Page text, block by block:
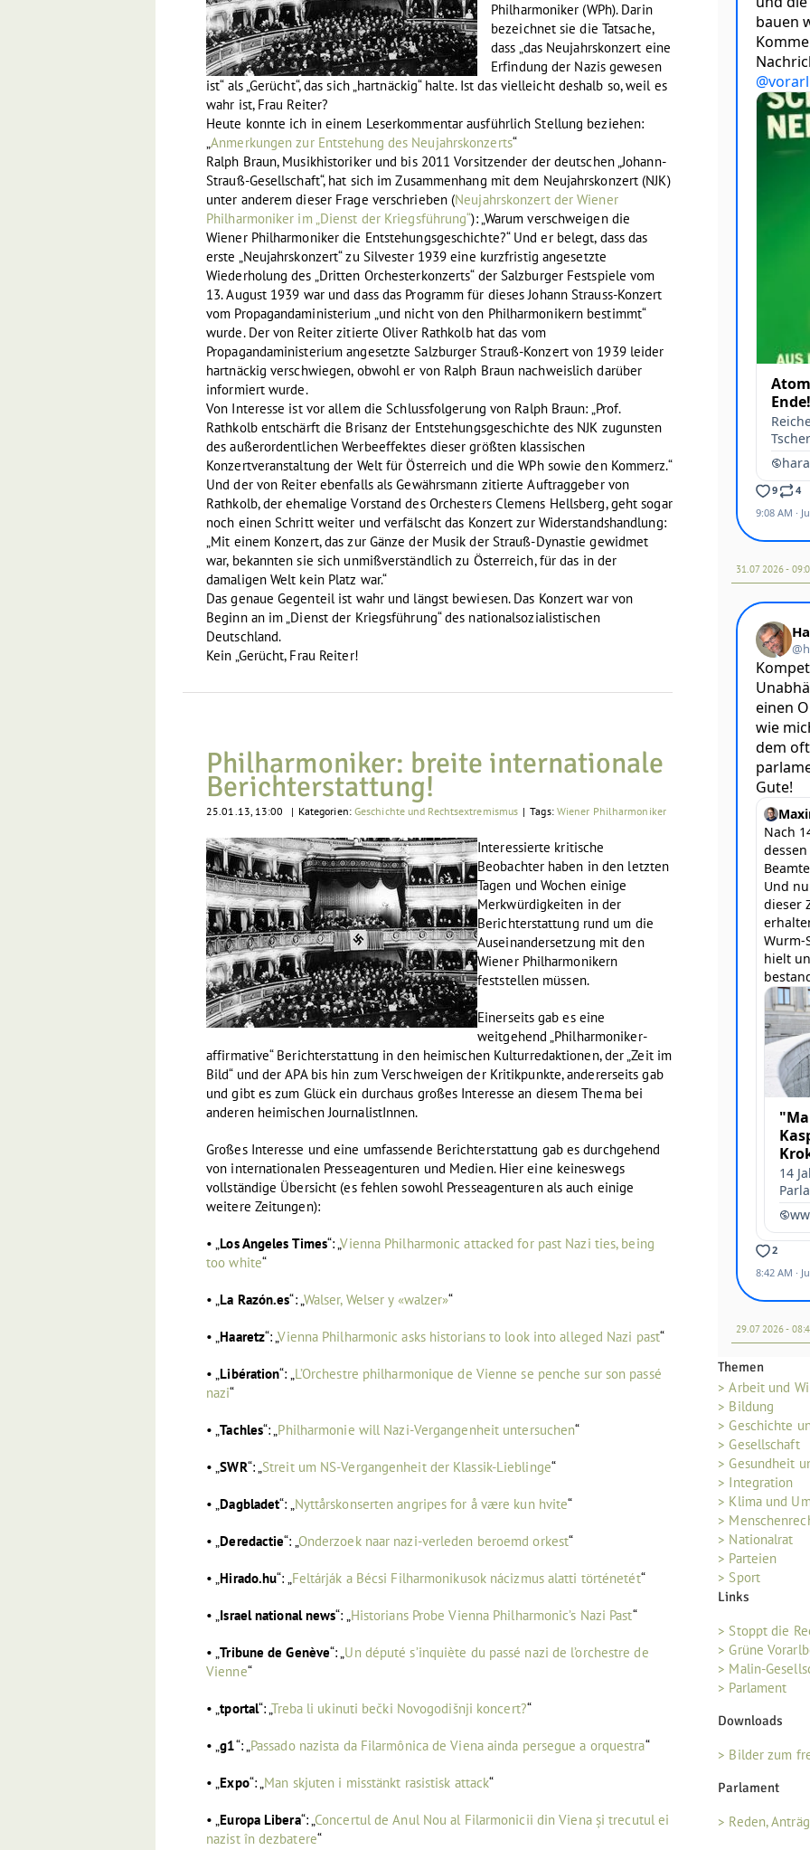
Philharmoniker (WPh). Darin
bezeichnet sie die Tatsache,
dass „das Neujahrskonzert eine
Erfindung der Nazis gewesen
ist“ als „Gerücht“, das sich „hartnäckig“ halte. Ist das vielleicht deshalb so, weil es
wahr ist, Frau Reiter?
Heute konnte ich in einem Leserkommentar ausführlich Stellung beziehen:
„Anmerkungen zur Entstehung des Neujahrskonzerts“
Ralph Braun, Musikhistoriker und bis 2011 Vorsitzender der deutschen „Johann-
Strauß-Gesellschaft“, hat sich im Zusammenhang mit dem Neujahrskonzert (NJK)
unter anderem dieser Frage verschrieben (Neujahrskonzert der Wiener
Philharmoniker im „Dienst der Kriegsführung“): „Warum verschweigen die
Wiener Philharmoniker die Entstehungsgeschichte?“ Und er belegt, dass das
erste „Neujahrskonzert“ zu Silvester 1939 eine kurzfristig angesetzte
Wiederholung des „Dritten Orchesterkonzerts“ der Salzburger Festspiele vom
13. August 1939 war und dass das Programm für dieses Johann Strauss-Konzert
vom Propagandaministerium „und nicht von den Philharmonikern bestimmt“
wurde. Der von Reiter zitierte Oliver Rathkolb hat das vom
Propagandaministerium angesetzte Salzburger Strauß-Konzert von 1939 leider
hartnäckig verschwiegen, obwohl er von Ralph Braun nachweislich darüber
informiert wurde.
Von Interesse ist vor allem die Schlussfolgerung von Ralph Braun: „Prof.
Rathkolb entschärft die Brisanz der Entstehungsgeschichte des NJK zugunsten
des außerordentlichen Werbeeffektes dieser größten klassischen
Konzertveranstaltung der Welt für Österreich und die WPh sowie den Kommerz.“
Und der von Reiter ebenfalls als Gewährsmann zitierte Auftraggeber von
Rathkolb, der ehemalige Vorstand des Orchesters Clemens Hellsberg, geht sogar
noch einen Schritt weiter und verfälscht das Konzert zur Widerstandshandlung:
„Mit einem Konzert, das zur Gänze der Musik der Strauß-Dynastie gewidmet
war, bekannten sie sich unmißverständlich zu Österreich, für das in der
damaligen Welt kein Platz war.“
Das genaue Gegenteil ist wahr und längst bewiesen. Das Konzert war von
Beginn an im „Dienst der Kriegsführung“ des nationalsozialistischen
Deutschland.
Kein „Gerücht, Frau Reiter!
Philharmoniker: breite internationale
Berichterstattung!
25.01.13, 13:00 | Kategorien: Geschichte und Rechtsextremismus | Tags: Wiener Philharmoniker
Interessierte kritische
Beobachter haben in den letzten
Tagen und Wochen einige
Merkwürdigkeiten in der
Berichterstattung rund um die
Auseinandersetzung mit den
Wiener Philharmonikern
feststellen müssen.
Einerseits gab es eine
weitgehend „Philharmoniker-
affirmative“ Berichterstattung in den heimischen Kulturredaktionen, der „Zeit im
Bild“ und der APA bis hin zum Verschweigen der Kritikpunkte, andererseits gab
und gibt es zum Glück ein durchaus großes Interesse an diesem Thema bei
anderen heimischen JournalistInnen.
Großes Interesse und eine umfassende Berichterstattung gab es durchgehend
von internationalen Presseagenturen und Medien. Hier eine keineswegs
vollständige Übersicht (es fehlen sowohl Presseagenturen als auch einige
weitere Zeitungen):
• „Los Angeles Times“: „Vienna Philharmonic attacked for past Nazi ties, being
too white“
• „La Razón.es“: „Walser, Welser y «walzer»“
• „Haaretz“: „Vienna Philharmonic asks historians to look into alleged Nazi past“
• „Libération“: „L’Orchestre philharmonique de Vienne se penche sur son passé
nazi“
• „Tachles“: „Philharmonie will Nazi-Vergangenheit untersuchen“
• „SWR“: „Streit um NS-Vergangenheit der Klassik-Lieblinge“
• „Dagbladet“: „Nyttårskonserten angripes for å være kun hvite“
• „Deredactie“: „Onderzoek naar nazi-verleden beroemd orkest“
• „Hirado.hu“: „Feltárják a Bécsi Filharmonikusok nácizmus alatti történetét“
• „Israel national news“: „Historians Probe Vienna Philharmonic’s Nazi Past“
• „Tribune de Genève“: „Un député s’inquiète du passé nazi de l’orchestre de
Vienne“
• „tportal“: „Treba li ukinuti bečki Novogodišnji koncert?“
• „g1“: „Passado nazista da Filarmônica de Viena ainda persegue a orquestra“
• „Expo“: „Man skjuten i misstänkt rasistisk attack“
• „Europa Libera“: „Concertul de Anul Nou al Filarmonicii din Viena și trecutul ei
nazist în dezbatere“
31.07 2026 -
29.07 2026 -
Themen
> Arbeit und
> Bildung
> Geschichte
> Gesellschaft
> Gesundheit
> Integration
> Klima und
>
> Nationalrat
> Parteien
> Sport
Links
> Stoppt die
> Grüne
> Malin-
> Parlament
Downloads
> Bilder zum
Parlament
> Reden,